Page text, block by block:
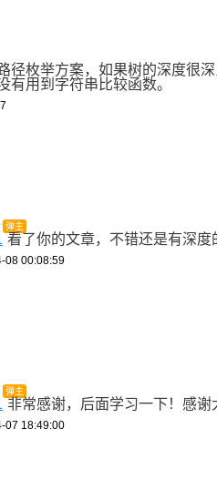
径枚举方案，如果树的深度很
有用到字符串比较函数。
弹主
看了你的文章，不错还是有深
08 00:08:59
弹主
非常感谢，后面学习一下！感
07 18:49:00